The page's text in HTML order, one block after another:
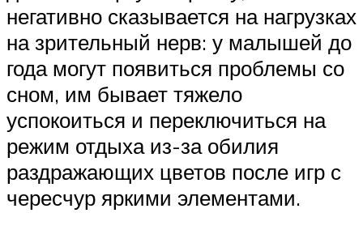
негативно сказывается на нагрузках
на зрительный нерв: у малышей до
года могут появиться проблемы со
сном, им бывает тяжело
успокоиться и переключиться на
режим отдыха из-за обилия
раздражающих цветов после игр с
чересчур яркими элементами.